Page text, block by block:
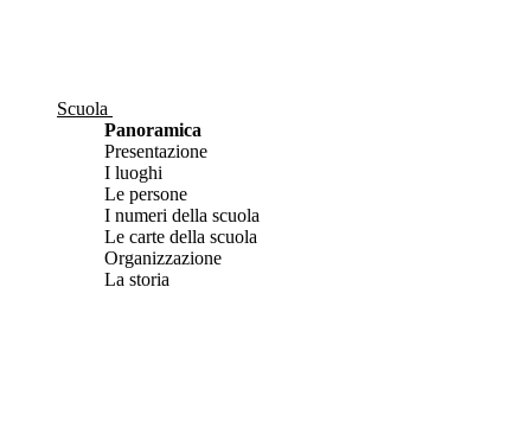
Scuola
Panoramica
Presentazione
I luoghi
Le persone
I numeri della scuola
Le carte della scuola
Organizzazione
La storia